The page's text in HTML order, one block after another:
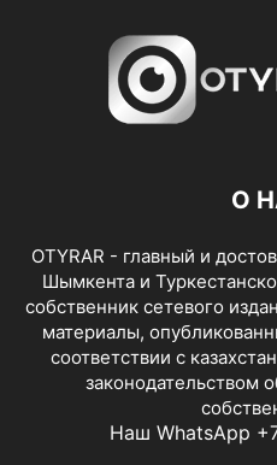
О
OTYRAR - главный и
Шымкента и
собственник сетевого
материалы,
соответствии с
законодательством
Наш WhatsApp